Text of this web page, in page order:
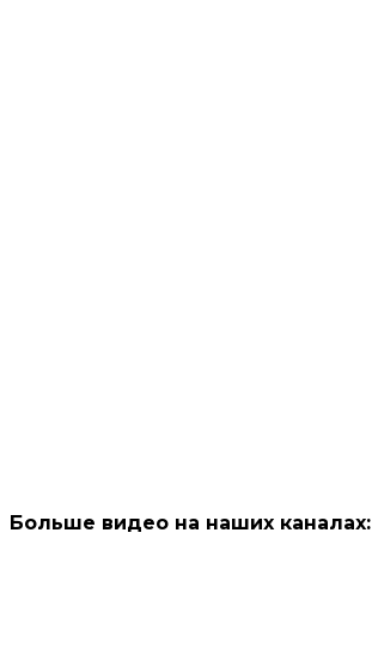
Больше видео на наших каналах: